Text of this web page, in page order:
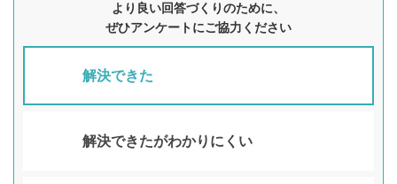
より良い回答づくりのために、
ぜひアンケートにご協力ください
解決できた
解決できたがわかりにくい